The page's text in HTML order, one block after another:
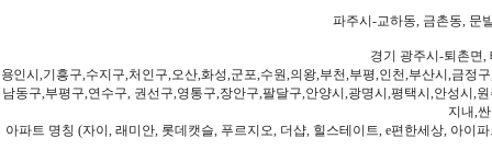
파주시-교하동, 금촌동, 문
경기 광주시-퇴촌면,
용인시,기흥구,수지구,처인구,오산,화성,군포,수원,의왕,부천,부평,인천,부산시,금
남동구,부평구,연수구, 권선구,영통구,장안구,팔달구,안양시,광명시,평택시,안성시,
지내,
아파트 명칭 (자이, 래미안, 롯데캣슬, 푸르지오, 더샵, 힐스테이트, e편한세상, 아이